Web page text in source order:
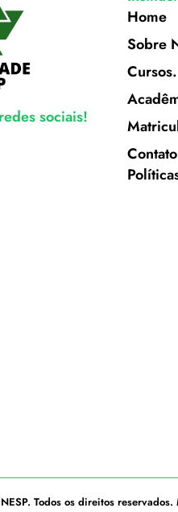
sociais!
Home
Sobre
Cursos.
Contato
. Todos os direitos reservados.